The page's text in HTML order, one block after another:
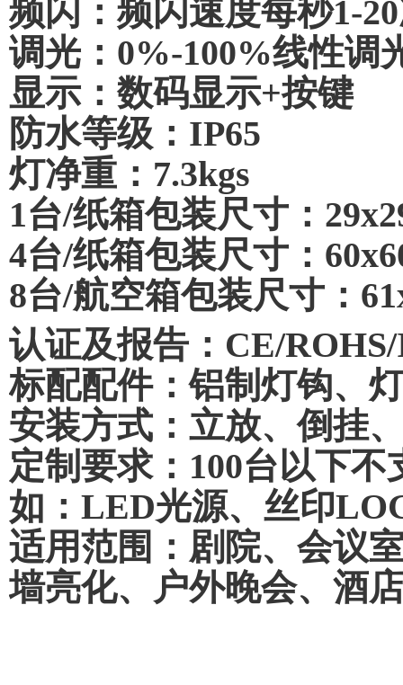
频闪：频闪速度每秒1-
调光：0%-100%线性调
显示：数码显示+按键
防水等级：IP65
灯净重：7.3kgs
1台/纸箱包装尺寸：
4台/纸箱包装尺寸：
8台/航空箱包装尺寸：
认证及报告：CE/
标配配件：铝制灯钩、
安装方式：立放、倒挂
定制要求：100台以下
如：LED光源、丝印
适用范围：剧院、会议
墙亮化、户外晚会、酒